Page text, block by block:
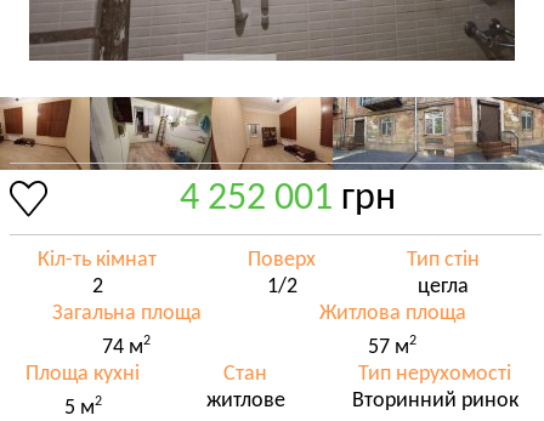
4 252 001 грн
Кіл-ть кімнат
2
Поверх
1/2
Тип стін
цегла
Загальна площа
74 м2
Житлова площа
57 м2
Площа кухні
5 м2
Стан
житлове
Тип нерухомості
Вторинний ринок